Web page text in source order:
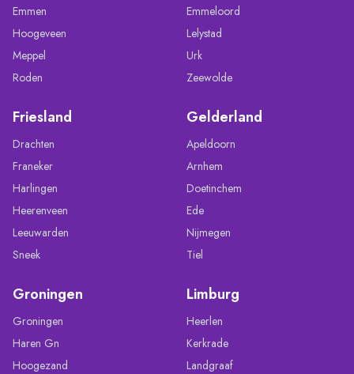
Emmen
Hoogeveen
Meppel
Roden
Emmeloord
Lelystad
Urk
Zeewolde
Friesland
Drachten
Franeker
Harlingen
Heerenveen
Leeuwarden
Sneek
Gelderland
Apeldoorn
Arnhem
Doetinchem
Ede
Nijmegen
Tiel
Groningen
Groningen
Haren Gn
Hoogezand
Limburg
Heerlen
Kerkrade
Landgraaf